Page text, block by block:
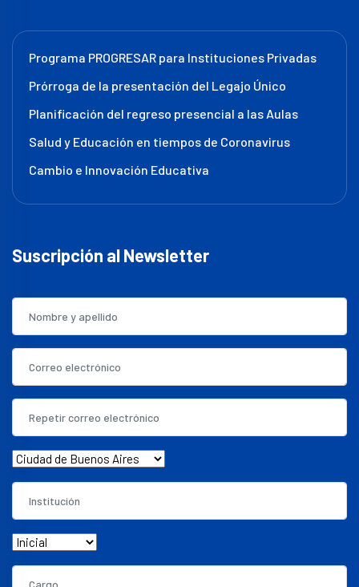
Programa PROGRESAR para Instituciones Privadas
Prórroga de la presentación del Legajo Único
Planificación del regreso presencial a las Aulas
Salud y Educación en tiempos de Coronavirus
Cambio e Innovación Educativa
Suscripción al Newsletter